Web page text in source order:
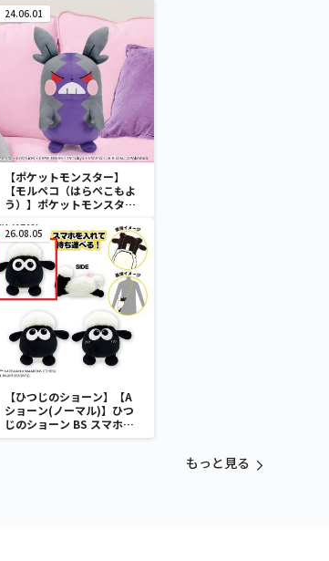
24.06.01
【ポケットモンスター】
【モルペコ（はらぺこもよ
う）】ポケットモンスター
み～モルペコ（はらぺこも
よう）～
26.08.05
【ひつじのショーン】【A
ショーン(ノーマル)】ひつ
じのショーン BS スマホシ
ョーンルダー
もっと見る